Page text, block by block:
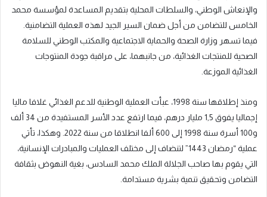
والإنعاش الوطني، والسلطات المحلية بتقديم المساعدة لمؤسسة محمد
الخامس للتضامن من أجل ضمان السير الجيد لهذه العملية التضامنية.
فيما تسهر وزارة الصحة والحماية الاجتماعية والمكتب الوطني للسلامة
الصحية للمنتجات الغذائية، من جانبهما، على مراقبة جودة المنتوجات
الغذائية الموزعة.
ومنذ إطلاقها سنة 1998، عبأت العملية الوطنية للدعم الغذائي غلافا ماليا
إجماليا يفوق 1,5 مليار درهم، فيما ارتفع عدد الأسر المستفيدة من 34 ألف
و100 أسرة سنة 1998 إلى 600 ألفا انطلاقا من سنة 2022. وهكذا، تأتي
عملية “رمضان 1443” لتنضاف إلى مختلف العمليات والمبادرات الإنسانية،
التي يقوم بها صاحب الجلالة الملك محمد السادس، بغية النهوض بثقافة
التضامن وتحقيق تنمية بشرية مستدامة.